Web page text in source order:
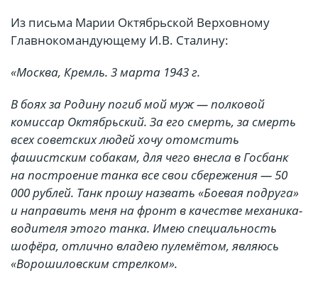
Из письма Марии Октябрьской Верховному
Главнокомандующему И.В. Сталину:
«Москва, Кремль. 3 марта 1943 г.
В боях за Родину погиб мой муж — полковой
комиссар Октябрьский. За его смерть, за смерть
всех советских людей хочу отомстить
фашистским собакам, для чего внесла в Госбанк
на построение танка все свои сбережения — 50
000 рублей. Танк прошу назвать «Боевая подруга»
и направить меня на фронт в качестве механика-
водителя этого танка. Имею специальность
шофёра, отлично владею пулемётом, являюсь
«Ворошиловским стрелком».